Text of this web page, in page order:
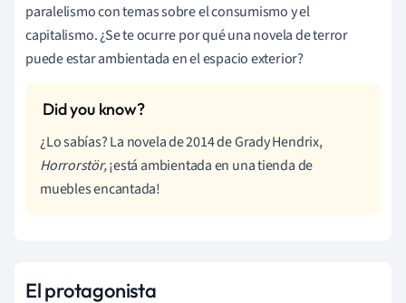
paralelismo con temas sobre el consumismo y el
capitalismo. ¿Se te ocurre por qué una novela de terror
puede estar ambientada en el espacio exterior?
¿Lo sabías? La novela de 2014 de Grady Hendrix,
Horrorstör,¡está ambientada en una tienda de
muebles encantada!
El protagonista